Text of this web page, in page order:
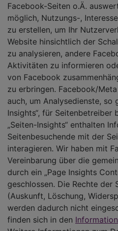
Facebook-Seiten o.Ä.
möglich, Nutzungs-,
zu erstellen, um Ihr
Website hinsichtlich der
zu analysieren, andere
Aktivitäten zu informieren
von Facebook
zu erbringen. Facebook/
auch, um Analysedienste, so
Insights“, für Seitenbetreiber
„Seiten-Insights“ enthalten
Seitenbesuchende mit der
interagieren. Wir haben mit
Vereinbarung über die
durch ein „Page Insights
geschlossen. Die Rechte der
(Auskunft, Löschung,
werden dadurch nicht
finden sich in den